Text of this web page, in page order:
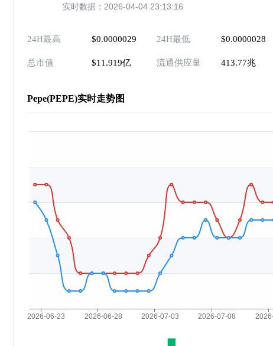
实时数据：2026-04-04 23:13:16
24H最高 $0.0000029 24H最低 $0.0000028
总市值 $11.919亿 流通供应量 413.77兆
Pepe(PEPE)实时走势图